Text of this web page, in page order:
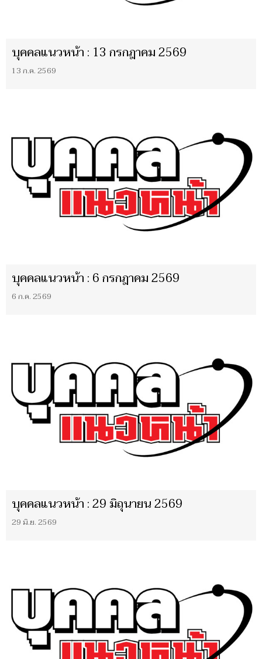
บุคคลแนวหน้า : 13 กรกฎาคม 2569
13 ก.ค. 2569
บุคคลแนวหน้า : 6 กรกฎาคม 2569
6 ก.ค. 2569
บุคคลแนวหน้า : 29 มิถุนายน 2569
29 มิ.ย. 2569